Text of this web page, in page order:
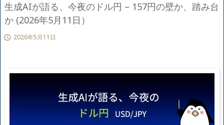
生成AIが語る、今夜のドル円 – 157円の壁か、踏み台
か (2026年5月11日）
 2026年5月11日